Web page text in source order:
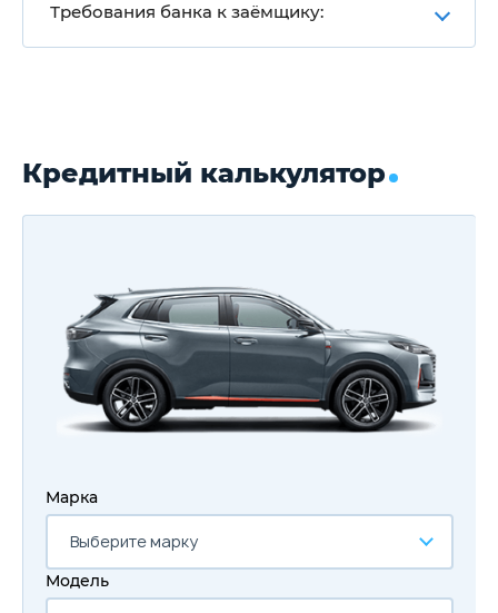
Требования банка к заёмщику:
Кредитный калькулятор
Марка
Выберите марку
Модель